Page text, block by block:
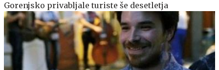
Gorenjsko privabljale turiste še desetletja